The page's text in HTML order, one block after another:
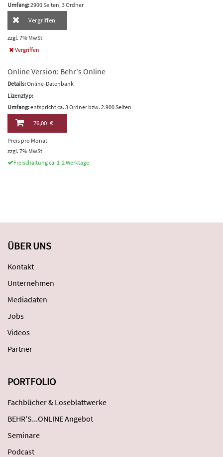
Umfang:2900 Seiten, 3 Ordner
Vergriffen
zzgl. 7% MwSt
Vergriffen
Online Version: Behr's Online
Details:Online-Datenbank
Lizenztyp:
Umfang:entspricht ca. 3 Ordner bzw. 2.900 Seiten
76,00 €
Preis pro Monat
zzgl. 7% MwSt
Freischaltung ca. 1-2 Werktage
ÜBER UNS
Kontakt
Unternehmen
Mediadaten
Jobs
Videos
Partner
PORTFOLIO
Fachbücher & Loseblattwerke
BEHR'S...ONLINE Angebot
Seminare
Podcast